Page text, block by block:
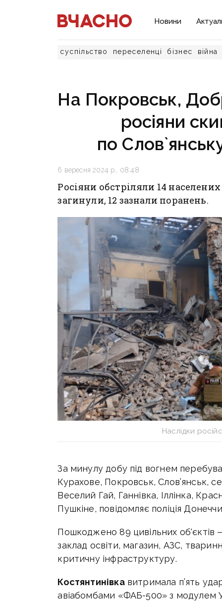
Новини
суспільство переселенці бізнес війна
На Покровськ,
росіяни
по
6 вересня 2024 р., 08:48
Росіяни обстріляли 14
загинули, 12 зазнали поранень.
Наслідки
За минулу добу під вогнем
Курахове, Покровськ, Слов’янськ,
Веселий Гай, Ганнівка, Іллінка,
Пушкіне, повідомляє поліція
Пошкоджено 89 цивільних об'єктів
заклад освіти, магазин, АЗС,
критичну інфраструктуру.
Костянтинівкавитримала п’ять
авіабомбами «ФАБ-500» з